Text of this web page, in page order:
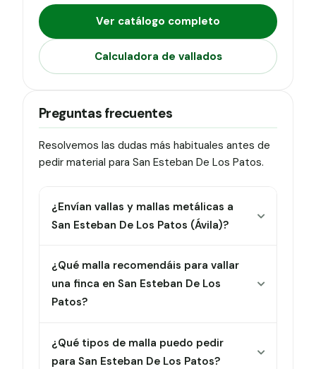
Ver catálogo completo
Calculadora de vallados
Preguntas frecuentes
Resolvemos las dudas más habituales antes de
pedir material para San Esteban De Los Patos.
¿Envían vallas y mallas metálicas a
San Esteban De Los Patos (Ávila)?
¿Qué malla recomendáis para vallar
una finca en San Esteban De Los
Patos?
¿Qué tipos de malla puedo pedir
para San Esteban De Los Patos?